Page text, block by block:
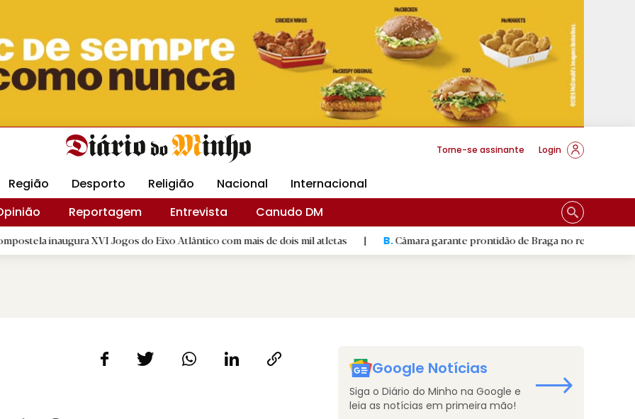
Revista Minha Gráfica DM Livraria DM Arquidiocese Braga
Torne-se assinante Login
Região Desporto Religião Nacional
Internacional
Reportagem Entrevista Canudo DM
XVI Jogos do Eixo Atlântico com mais de dois mil atletas | B.Câmara garante prontidão de Braga no resgate animal
Google Notícias
Siga o Diário do Minho na Google e
leia as notícias em primeira mão!